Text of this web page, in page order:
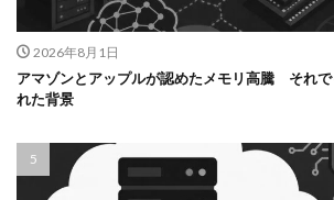
2026年8月1日
アマゾンとアップルが認めたメモリ高騰 それ
れた背景